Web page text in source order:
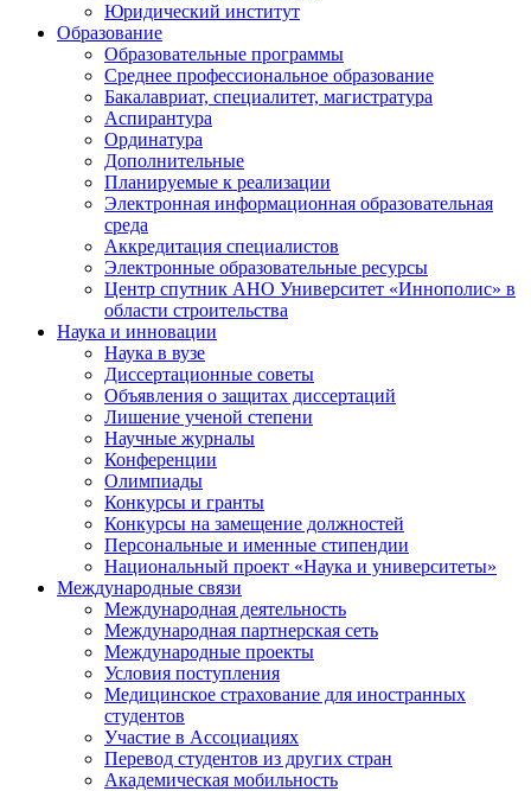
Юридический институт
Образование
Образовательные программы
Среднее профессиональное образование
Бакалавриат, специалитет, магистратура
Аспирантура
Ординатура
Дополнительные
Планируемые к реализации
Электронная информационная образовательная
среда
Аккредитация специалистов
Электронные образовательные ресурсы
Центр спутник АНО Университет «Иннополис» в
области строительства
Наука и инновации
Наука в вузе
Диссертационные советы
Объявления о защитах диссертаций
Лишение ученой степени
Научные журналы
Конференции
Олимпиады
Конкурсы и гранты
Конкурсы на замещение должностей
Персональные и именные стипендии
Национальный проект «Наука и университеты»
Международные связи
Международная деятельность
Международная партнерская сеть
Международные проекты
Условия поступления
Медицинское страхование для иностранных
студентов
Участие в Ассоциациях
Перевод студентов из других стран
Академическая мобильность